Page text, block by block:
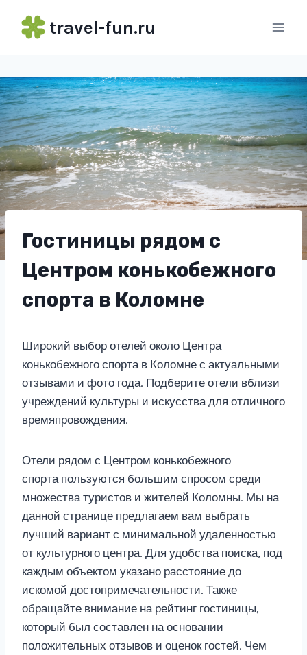
travel-fun.ru
Гостиницы рядом с
Центром конькобежного
спорта в Коломне
Широкий выбор отелей около Центра
конькобежного спорта в Коломне с актуальными
отзывами и фото года. Подберите отели вблизи
учреждений культуры и искусства для отличного
времяпровождения.
Отели рядом с Центром конькобежного
спорта пользуются большим спросом среди
множества туристов и жителей Коломны. Мы на
данной странице предлагаем вам выбрать
лучший вариант с минимальной удаленностью
от культурного центра. Для удобства поиска, под
каждым объектом указано расстояние до
искомой достопримечательности. Также
обращайте внимание на рейтинг гостиницы,
который был составлен на основании
положительных отзывов и оценок гостей. Чем